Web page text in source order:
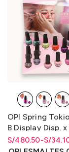
OPI Spring
B Display Disp.
Disp. x 16
(Nl/Bcoat/
S/
-
S/480.50
Rango de precios:
S/34.10 hasta S/
Rango de precios:
S/34.10hastaS/